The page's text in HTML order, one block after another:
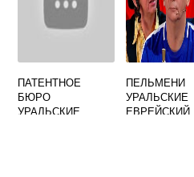
ПАТЕНТНОЕ
БЮРО
УРАЛЬСКИЕ
ПЕЛЬМЕНИ
УРАЛЬСКИЕ
ЕВРЕЙСКИЙ